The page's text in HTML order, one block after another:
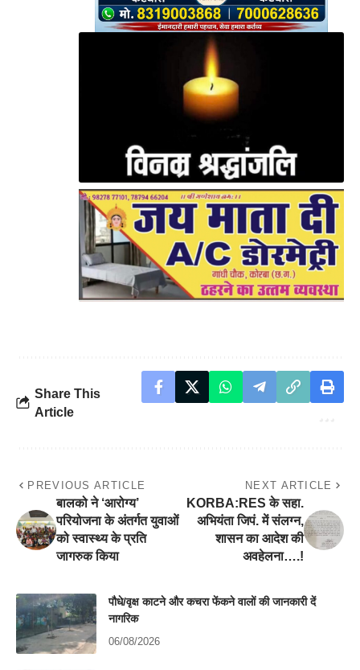
Share This
Article
PREVIOUS ARTICLE
बालको ने ‘आरोग्य’
परियोजना के अंतर्गत युवाओं
को स्वास्थ्य के प्रति
जागरुक किया
NEXT ARTICLE
KORBA:RES के सहा.
अभियंता जिपं. में संलग्न,
शासन का आदेश की
अवहेलना….!
पौधे/वृक्ष काटने और कचरा फेंकने वालों की जानकारी दें
नागरिक
06/08/2026